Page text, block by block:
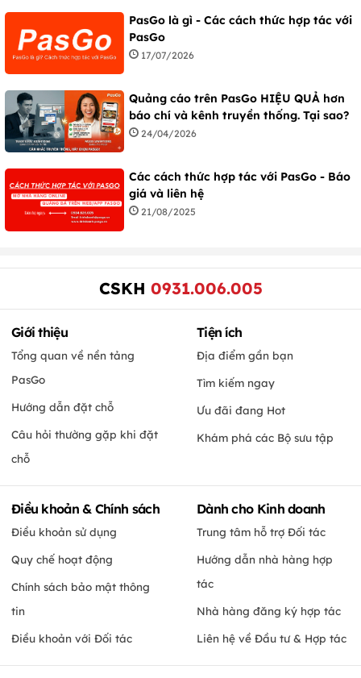
PasGo là gì - Các cách thức hợp tác với
PasGo
17/07/2026
Quảng cáo trên PasGo HIỆU QUẢ hơn
báo chí và kênh truyền thống. Tại sao?
24/04/2026
Các cách thức hợp tác với PasGo - Báo
giá và liên hệ
21/08/2025
CSKH 0931.006.005
Giới thiệu
Tổng quan về nền tảng
PasGo
Hướng dẫn đặt chỗ
Câu hỏi thường gặp khi đặt
chỗ
Tiện ích
Địa điểm gần bạn
Tìm kiếm ngay
Ưu đãi đang Hot
Khám phá các Bộ sưu tập
Điều khoản & Chính sách
Điều khoản sử dụng
Quy chế hoạt động
Chính sách bảo mật thông
tin
Điều khoản với Đối tác
Dành cho Kinh doanh
Trung tâm hỗ trợ Đối tác
Hướng dẫn nhà hàng hợp
tác
Nhà hàng đăng ký hợp tác
Liên hệ về Đầu tư & Hợp tác